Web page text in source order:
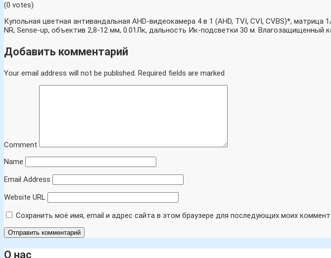
(0 votes)
Купольная цветная антивандальная AHD-видеокамера 4 в 1 (AHD, TVI, CVI, CVBS)*, матрица
NR, Sense-up, объектив 2,8-12 мм, 0.01Лк, дальность Ик-подсветки 30 м. Влагозащищенный
Добавить комментарий
Your email address will not be published. Required fields are marked
Comment
Name
Email Address
Website URL
Сохранить моё имя, email и адрес сайта в этом браузере для последующих моих
О нас